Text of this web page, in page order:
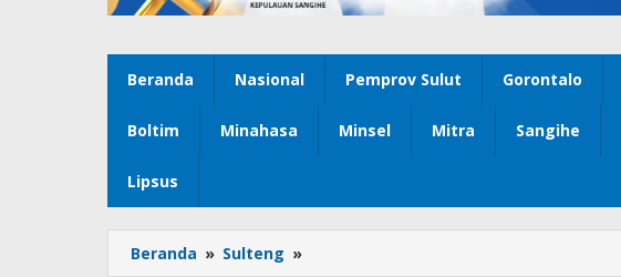
Beranda Nasional Pemprov Sulut Gorontalo
Boltim Minahasa Minsel Mitra Sangihe
Lipsus
Beranda » Sulteng »